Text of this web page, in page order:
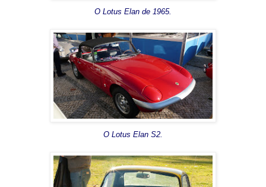
O Lotus Elan de 1965.
O Lotus Elan S2.